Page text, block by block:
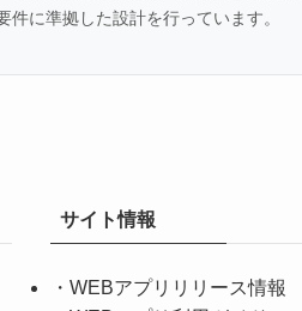
に準拠した設計を行っています。
サイト情報
・ WEBアプリリリース情報